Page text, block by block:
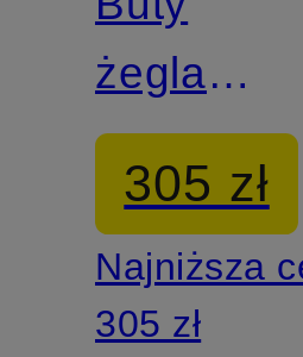
żeglarskie
GIMBLE
305 zł
Najniższa
305 zł